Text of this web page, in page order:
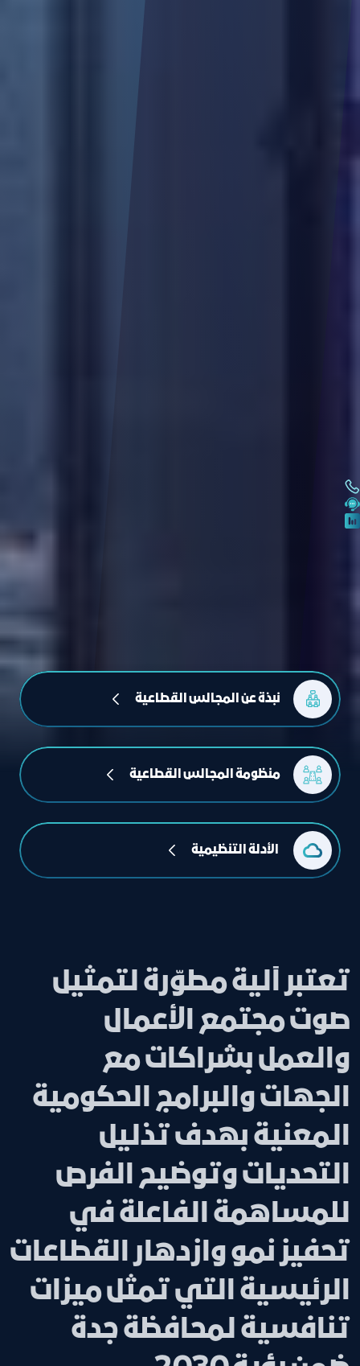
نبذة عن المجالس القطاعية
منظومة المجالس القطاعية
الأدلة التنظيمية
تعتبر آلية مطوّرة لتمثيل
صوت مجتمع الأعمال
والعمل بشراكات مع
الجهات والبرامج الحكومية
المعنية بهدف تذليل
التحديات وتوضيح الفرص
للمساهمة الفاعلة في
تحفيز نمو وازدهار القطاعات
الرئيسية التي تمثل ميزات
تنافسية لمحافظة جدة